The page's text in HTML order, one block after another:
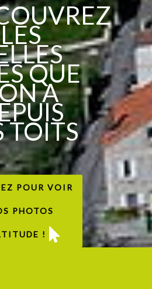
LES
QUE
A
TOITS
POUR VOIR
PHOTOS
!